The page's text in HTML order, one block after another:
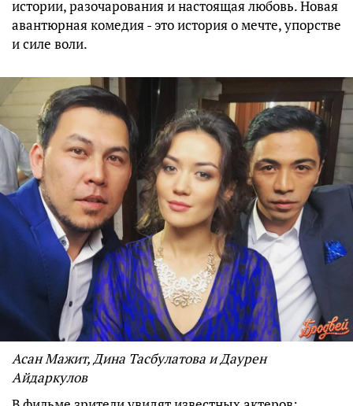
истории, разочарования и настоящая любовь. Новая
авантюрная комедия - это история о мечте, упорстве
и силе воли.
Асан Мажит, Дина Тасбулатова и Даурен
Айдаркулов